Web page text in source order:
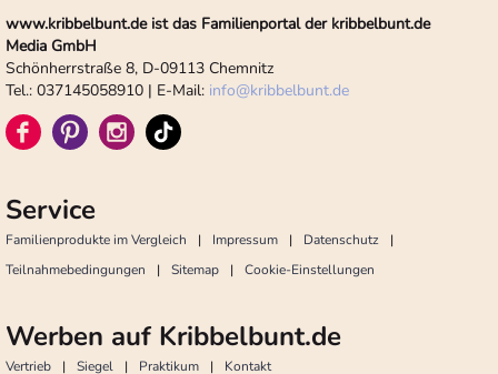
www.kribbelbunt.de ist das Familienportal der kribbelbunt.de
Media GmbH
Schönherrstraße 8, D-09113 Chemnitz
Tel.: 037145058910 | E-Mail: info@kribbelbunt.de
Service
Familienprodukte im Vergleich Impressum
Datenschutz
Teilnahmebedingungen
Sitemap Cookie-Einstellungen
Werben auf Kribbelbunt.de
Vertrieb Siegel Praktikum Kontakt